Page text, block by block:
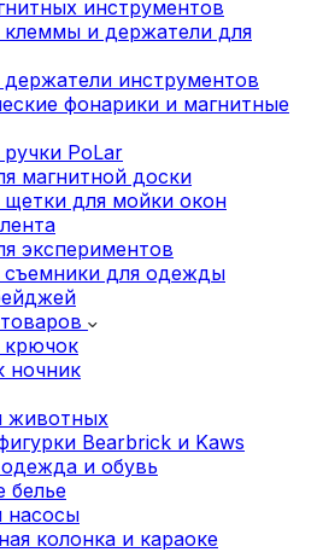
инструментов
и держатели для
инструментов
фонарики и магнитные
PoLar
магнитной доски
для мойки окон
экспериментов
для одежды
крючок
ночник
животных
Bearbrick и Kaws
и обувь
белье
насосы
колонка и караоке